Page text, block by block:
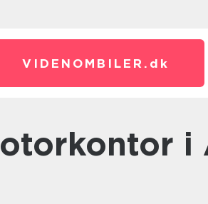
VIDENOMBILER. dk
motorkontor i